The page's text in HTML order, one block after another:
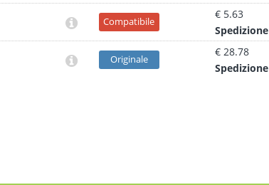
Compatibile
€ 5.63
Spedizione
Originale
€ 28.78
Spedizione